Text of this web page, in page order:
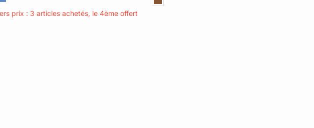
prix : 3 articles achetés, le 4ème offert